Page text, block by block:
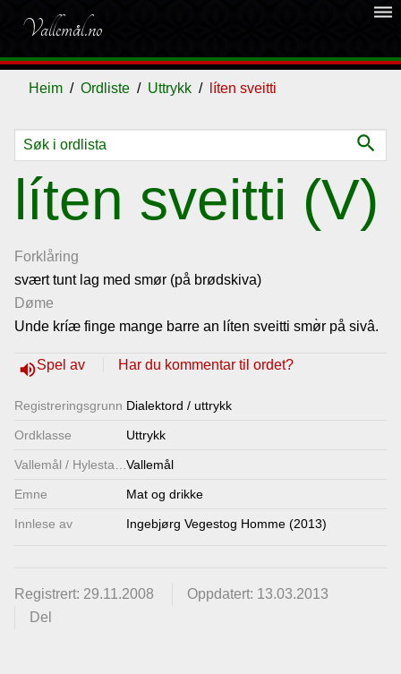
Vallemål.no
dehaze
Heim Ordliste Uttrykk líten sveitti
search
líten sveitti (V)
Forklåring
svært tunt lag med smør (på brødskiva)
Døme
Unde kríæ finge mange barre an líten sveitti smø̀r på sivâ.
volume_upSpel av Har du kommentar til ordet?
Registrerings­grunn Dialektord / uttrykk
Ordklasse Uttrykk
Vallemål / HylestadmålVallemål
Emne Mat og drikke
Innlese av Ingebjørg Vegestog Homme (2013)
Registrert: 29.11.2008
Oppdatert: 13.03.2013
Del
Ordliste
Om
vallemålet
Gjestebok
Nyhende
Lenkjer
oss